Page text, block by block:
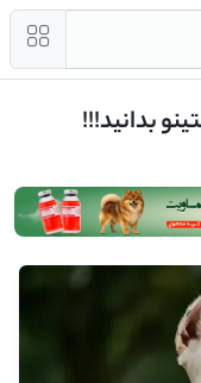
بدانید!!!